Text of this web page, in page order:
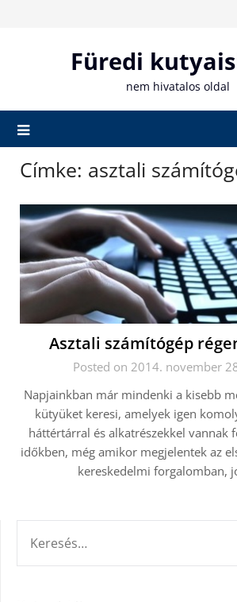
Füredi
nem hivatalos oldal
Címke: asztali
Asztali számítógép
Posted on 2014. november
Napjainkban már mindenki a kisebb
kütyüket keresi, amelyek igen
háttértárral és alkatrészekkel vannak
időkben, még amikor megjelentek az
kereskedelmi forgalomban,